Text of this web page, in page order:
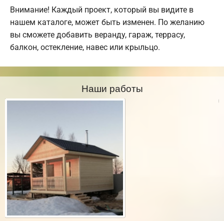
Внимание! Каждый проект, который вы видите в
нашем каталоге, может быть изменен. По желанию
вы сможете добавить веранду, гараж, террасу,
балкон, остекление, навес или крыльцо.
Наши работы